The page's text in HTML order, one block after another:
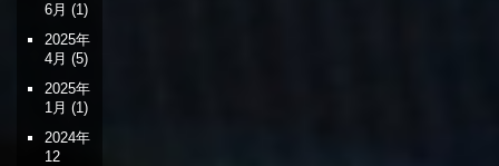
6月 (1)
2025年
4月 (5)
2025年
1月 (1)
2024年
12